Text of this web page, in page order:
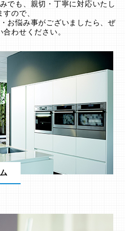
でも、親切・丁寧に対応いたし
すので、
お悩み事がございましたら、ぜ
合わせください。